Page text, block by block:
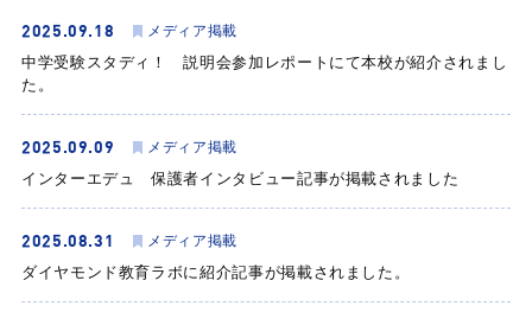
2025.09.18 メディア掲載
中学受験スタディ！ 説明会参加レポートにて本校が紹介されまし
た。
2025.09.09 メディア掲載
インターエデュ 保護者インタビュー記事が掲載されました
2025.08.31 メディア掲載
ダイヤモンド教育ラボに紹介記事が掲載されました。